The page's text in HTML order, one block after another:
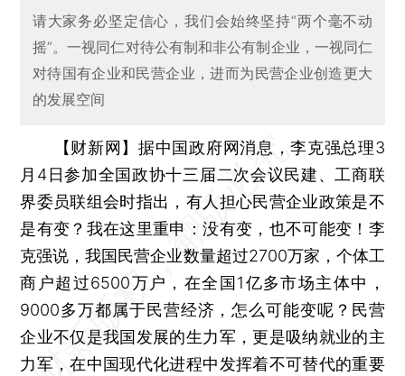
请大家务必坚定信心，我们会始终坚持“两个毫不动
摇”。一视同仁对待公有制和非公有制企业，一视同仁
对待国有企业和民营企业，进而为民营企业创造更大
的发展空间
【财新网】据中国政府网消息，李克强总理3
月4日参加全国政协十三届二次会议民建、工商联
界委员联组会时指出，有人担心民营企业政策是不
是有变？我在这里重申：没有变，也不可能变！李
克强说，我国民营企业数量超过2700万家，个体工
商户超过6500万户，在全国1亿多市场主体中，
9000多万都属于民营经济，怎么可能变呢？民营
企业不仅是我国发展的生力军，更是吸纳就业的主
力军，在中国现代化进程中发挥着不可替代的重要